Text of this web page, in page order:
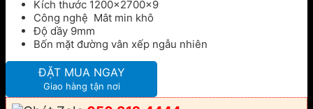
Kích thước 1200x2700x9
Công nghệ Mât min khô
Độ dầy 9mm
Bốn mặt đường vân xếp ngẫu nhiên
ĐẶT MUA NGAY
Giao hàng tận nơi